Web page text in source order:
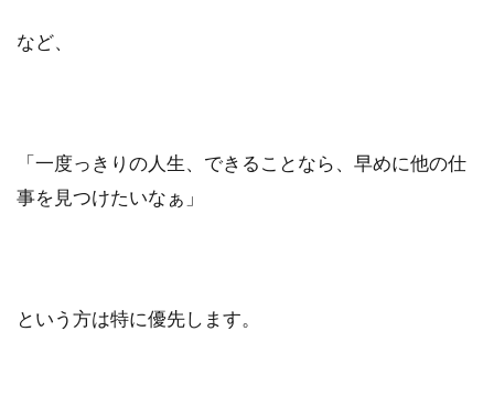
など、
「一度っきりの人生、できることなら、早めに他の仕
事を見つけたいなぁ」
という方は特に優先します。